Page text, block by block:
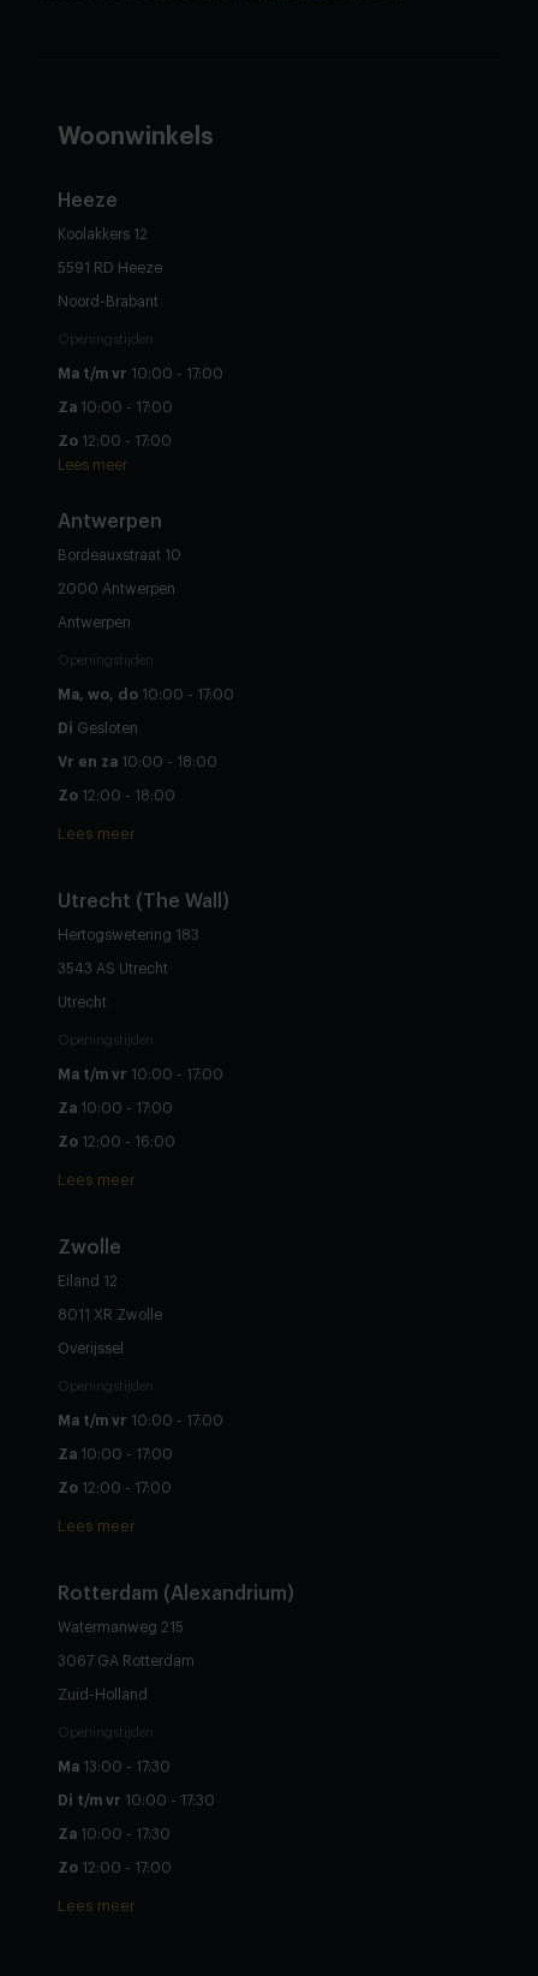
Woonwinkels
Heeze
Koolakkers 12
5591 RD Heeze
Noord-Brabant
Openingstijden
Ma t/m vr 10:00 - 17:00
Za 10:00 - 17:00
Zo 12:00 - 17:00
Lees meer
Antwerpen
Bordeauxstraat 10
2000 Antwerpen
Antwerpen
Openingstijden
Ma, wo, do 10:00 - 17:00
Di Gesloten
Vr en za 10:00 - 18:00
Zo 12:00 - 18:00
Lees meer
Utrecht (The Wall)
Hertogswetering 183
3543 AS Utrecht
Utrecht
Openingstijden
Ma t/m vr 10:00 - 17:00
Za 10:00 - 17:00
Zo 12:00 - 16:00
Lees meer
Zwolle
Eiland 12
8011 XR Zwolle
Overijssel
Openingstijden
Ma t/m vr 10:00 - 17:00
Za 10:00 - 17:00
Zo 12:00 - 17:00
Lees meer
Rotterdam (Alexandrium)
Watermanweg 215
3067 GA Rotterdam
Zuid-Holland
Openingstijden
Ma 13:00 - 17:30
Di t/m vr 10:00 - 17:30
Za 10:00 - 17:30
Zo 12:00 - 17:00
Lees meer